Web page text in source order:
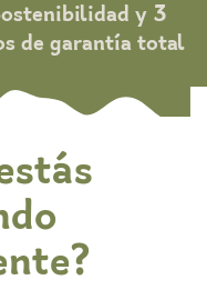
y 3
de garantía total